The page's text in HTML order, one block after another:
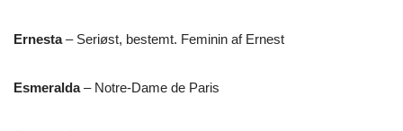
Ernesta– Seriøst, bestemt. Feminin af Ernest
Esmeralda– Notre-Dame de Paris